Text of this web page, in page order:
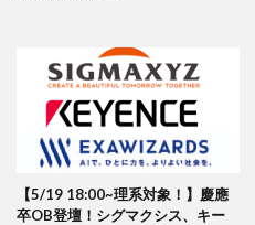
【5/19 18:00~理系対象！】慶應
卒OB登壇！シグマクシス、キー